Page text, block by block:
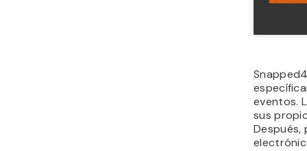
eventos.
sus
Después,